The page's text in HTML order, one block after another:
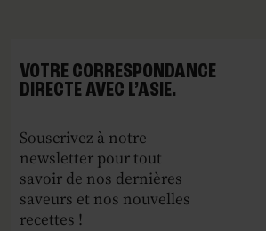
VOTRE CORRESPONDANCE
DIRECTE AVEC L’ASIE.
Souscrivez à notre
newsletter pour tout
savoir de nos dernières
saveurs et nos nouvelles
recettes !